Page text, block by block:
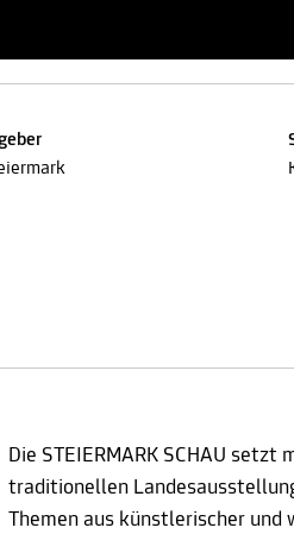
Die STEIERMARK SCHAU
traditionellen
Themen aus künstlerischer